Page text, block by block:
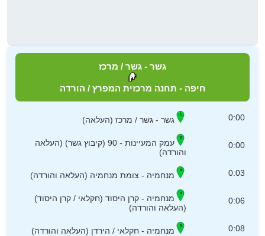
גשר - גשר / מרכז
חיפה - תחנה מרכזית המפרץ / הורדה
0:00 גשר - גשר / מרכז (העלאה)
0:00
עמק המעיינות - 90 (קיבוץ גשר) (העלאה
והורדה)
0:03 מנחמיה - צומת מנחמיה (העלאה והורדה)
0:06
מנחמיה - קרן היסוד (חקלאי / קרן היסוד)
(העלאה והורדה)
0:08 מנחמיה - חקלאי / הירדן (העלאה והורדה)